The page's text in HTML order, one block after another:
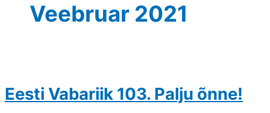
Veebruar 2021
Eesti Vabariik 103. Palju õnne!